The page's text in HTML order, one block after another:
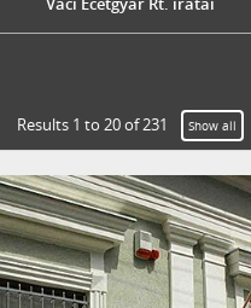
Results 1 to 20 of 231 Show all